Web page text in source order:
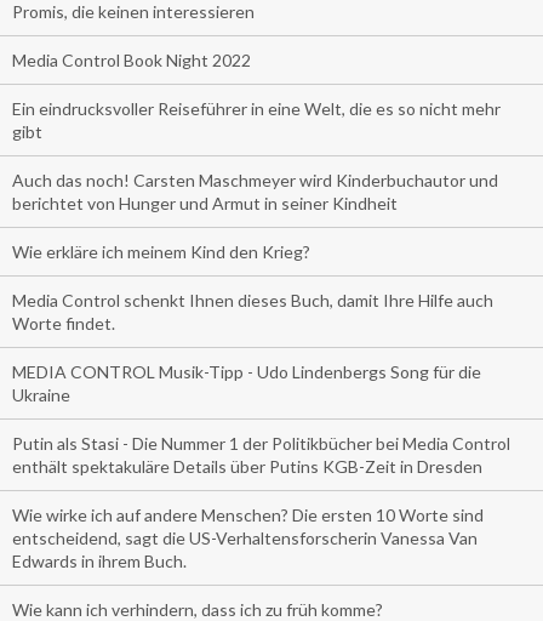
Promis, die keinen interessieren
Media Control Book Night 2022
Ein eindrucksvoller Reiseführer in eine Welt, die es so nicht mehr
gibt
Auch das noch! Carsten Maschmeyer wird Kinderbuchautor und
berichtet von Hunger und Armut in seiner Kindheit
Wie erkläre ich meinem Kind den Krieg?
Media Control schenkt Ihnen dieses Buch, damit Ihre Hilfe auch
Worte findet.
MEDIA CONTROL Musik-Tipp - Udo Lindenbergs Song für die
Ukraine
Putin als Stasi - Die Nummer 1 der Politikbücher bei Media Control
enthält spektakuläre Details über Putins KGB-Zeit in Dresden
Wie wirke ich auf andere Menschen? Die ersten 10 Worte sind
entscheidend, sagt die US-Verhaltensforscherin Vanessa Van
Edwards in ihrem Buch.
Wie kann ich verhindern, dass ich zu früh komme?